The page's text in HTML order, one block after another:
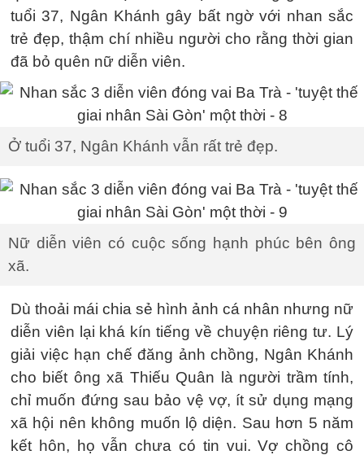
tuổi 37, Ngân Khánh gây bất ngờ với nhan sắc
trẻ đẹp, thậm chí nhiều người cho rằng thời gian
đã bỏ quên nữ diễn viên.
Ở tuổi 37, Ngân Khánh vẫn rất trẻ đẹp.
Nữ diễn viên có cuộc sống hạnh phúc bên ông
xã.
Dù thoải mái chia sẻ hình ảnh cá nhân nhưng nữ
diễn viên lại khá kín tiếng về chuyện riêng tư. Lý
giải việc hạn chế đăng ảnh chồng, Ngân Khánh
cho biết ông xã Thiếu Quân là người trầm tính,
chỉ muốn đứng sau bảo vệ vợ, ít sử dụng mạng
xã hội nên không muốn lộ diện. Sau hơn 5 năm
kết hôn, họ vẫn chưa có tin vui. Vợ chồng cô